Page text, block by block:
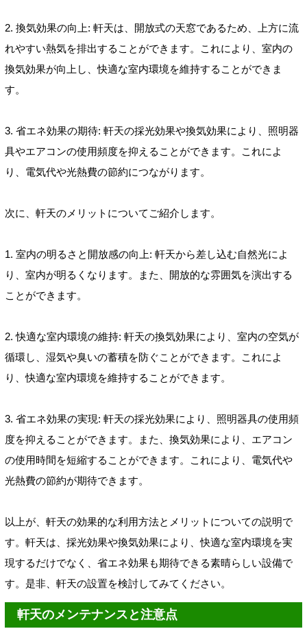
2. 換気効果の向上: 軒天は、開放式の天窓であるため、上方に流
れやすい熱気を排出することができます。これにより、室内の
換気効果が向上し、快適な室内環境を維持することができま
す。
3. 省エネ効果の期待: 軒天の採光効果や換気効果により、照明器
具やエアコンの使用頻度を抑えることができます。これによ
り、電気代や光熱費の節約につながります。
次に、軒天のメリットについてご紹介します。
1. 室内の明るさと開放感の向上: 軒天から差し込む自然光によ
り、室内が明るくなります。また、開放的な雰囲気を演出する
ことができます。
2. 快適な室内環境の維持: 軒天の換気効果により、室内の空気が
循環し、湿気や臭いの蓄積を防ぐことができます。これによ
り、快適な室内環境を維持することができます。
3. 省エネ効果の実現: 軒天の採光効果により、照明器具の使用頻
度を抑えることができます。また、換気効果により、エアコン
の使用時間を短縮することができます。これにより、電気代や
光熱費の節約が期待できます。
以上が、軒天の効果的な利用方法とメリットについての説明で
す。軒天は、採光効果や換気効果により、快適な室内環境を実
現するだけでなく、省エネ効果も期待できる素晴らしい設備で
す。是非、軒天の設置を検討してみてください。
軒天のメンテナンスと注意点